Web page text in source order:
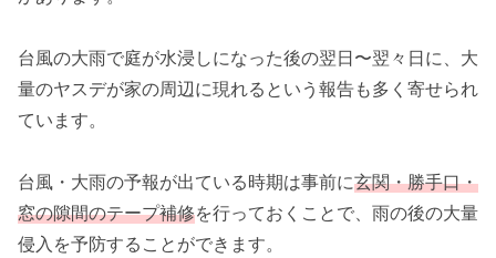
台風の大雨で庭が水浸しになった後の翌日〜翌々日に、大
量のヤスデが家の周辺に現れるという報告も多く寄せられ
ています。
台風・大雨の予報が出ている時期は事前に玄関・勝手口・
窓の隙間のテープ補修を行っておくことで、雨の後の大量
侵入を予防することができます。